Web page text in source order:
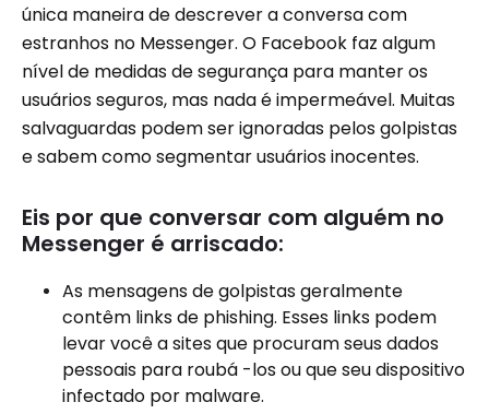
única maneira de descrever a conversa com
estranhos no Messenger. O Facebook faz algum
nível de medidas de segurança para manter os
usuários seguros, mas nada é impermeável. Muitas
salvaguardas podem ser ignoradas pelos golpistas
e sabem como segmentar usuários inocentes.
Eis por que conversar com alguém no
Messenger é arriscado:
As mensagens de golpistas geralmente
contêm links de phishing. Esses links podem
levar você a sites que procuram seus dados
pessoais para roubá -los ou que seu dispositivo
infectado por malware.